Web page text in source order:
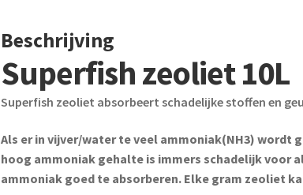
Beschrijving
Superfish zeoliet 10L
Superfish zeoliet absorbeert schadelijke stoffen en
Als er in vijver/water te veel ammoniak(NH3) wordt
hoog ammoniak gehalte is immers schadelijk voor
ammoniak goed te absorberen. Elke gram zeoliet